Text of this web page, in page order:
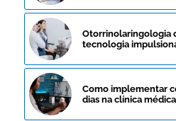
Otorrinolaringologia
tecnologia
Como implementar
dias na clínica médica